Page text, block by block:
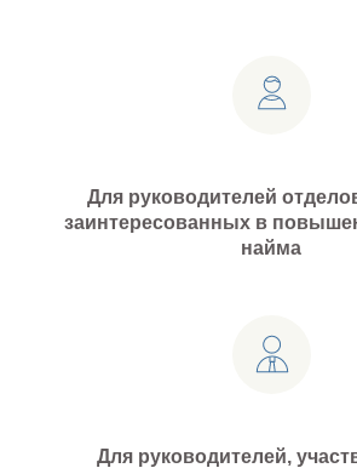
Для руководителей
заинтересованных в
найма
Для руководителей,